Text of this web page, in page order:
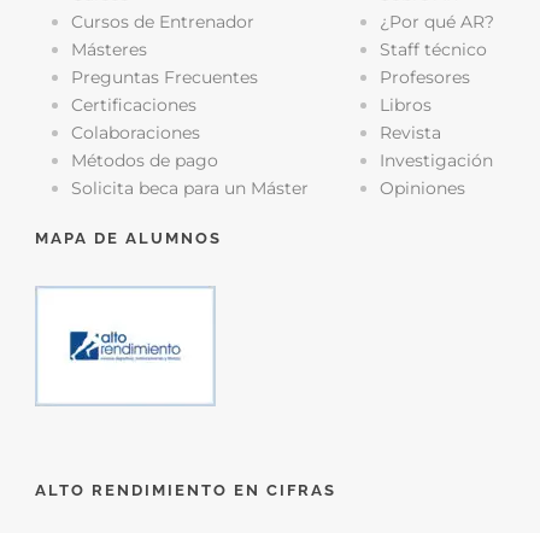
Cursos de Entrenador
Másteres
Preguntas Frecuentes
Certificaciones
Colaboraciones
Métodos de pago
Solicita beca para un Máster
¿Por qué AR?
Staff técnico
Profesores
Libros
Revista
Investigación
Opiniones
MAPA DE ALUMNOS
ALTO RENDIMIENTO EN CIFRAS